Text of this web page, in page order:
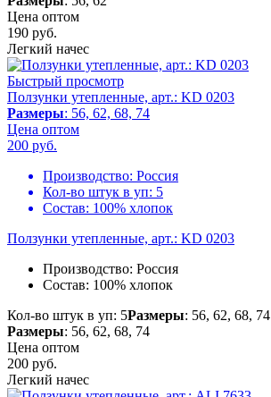
Цена оптом
190 руб.
Легкий начес
Быстрый просмотр
Ползунки утепленные, арт.: KD 0203
Размеры: 56, 62, 68, 74
Цена оптом
200 руб.
Производство: Россия
Кол-во штук в уп: 5
Состав: 100% хлопок
Ползунки утепленные, арт.: KD 0203
Производство: Россия
Состав: 100% хлопок
Кол-во штук в уп: 5Размеры: 56, 62, 68, 74
Размеры: 56, 62, 68, 74
Цена оптом
200 руб.
Легкий начес